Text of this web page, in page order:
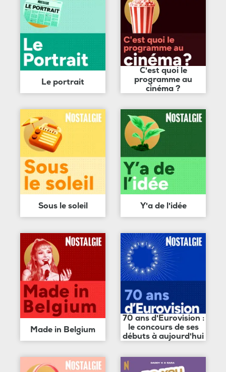
Le portrait
C'est quoi le
programme au
cinéma ?
Sous le soleil Y'a de l'idée
Made in Belgium
70 ans d'Eurovision :
le concours de ses
débuts à aujourd'hui